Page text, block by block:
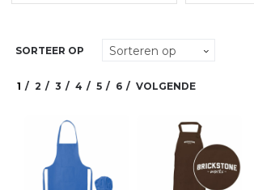
SORTEER OP
1 2 3 4 5 6 VOLGENDE